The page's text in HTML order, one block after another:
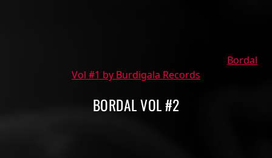
Bordal
Vol #1 by Burdigala Records
BORDAL VOL #2